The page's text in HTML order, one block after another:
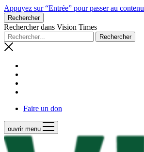
Appuyez sur “Entrée” pour passer au contenu
Rechercher
Rechercher dans Vision Times
Faire un don
ouvrir menu